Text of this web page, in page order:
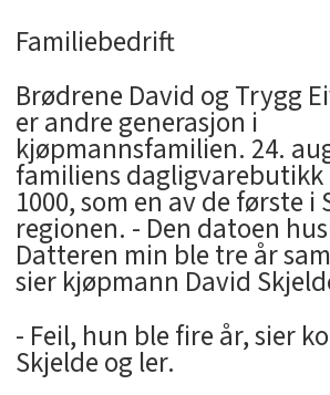
Familiebedrift
Brødrene David og Trygg
er andre generasjon i
kjøpmannsfamilien. 24.
familiens dagligvarebutikk
1000, som en av de første i
regionen. - Den datoen
Datteren min ble tre år
sier kjøpmann David
- Feil, hun ble fire år, sier
Skjelde og ler.